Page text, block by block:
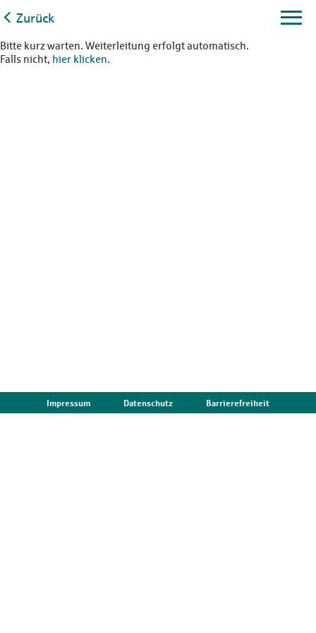
Zurück
Bitte kurz warten. Weiterleitung erfolgt automatisch.
Falls nicht, hier klicken.
Impressum Datenschutz Barrierefreiheit